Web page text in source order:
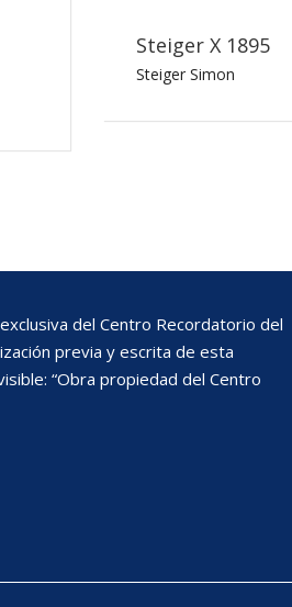
Steiger X 1895
Steiger Simon
del Centro Recordatorio del
previa y escrita de esta
“Obra propiedad del Centro